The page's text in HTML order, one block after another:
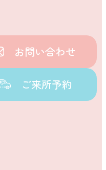
お問い合わせ
ご来所予約